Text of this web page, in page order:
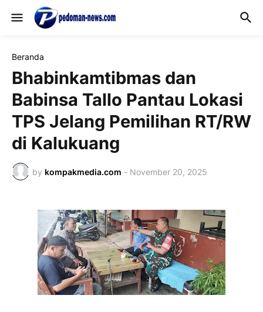
Beranda
Bhabinkamtibmas dan
Babinsa Tallo Pantau Lokasi
TPS Jelang Pemilihan RT/RW
di Kalukuang
by kompakmedia.com - November 20, 2025